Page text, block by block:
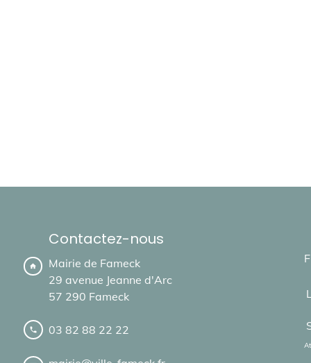
home
Contactez-nous
Mairie de Fameck
29 avenue Jeanne d'Arc
57 290 Fameck
03 82 88 22 22
local_phone